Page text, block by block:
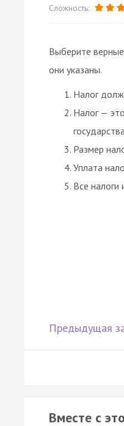
Сложность:
Выберите
они указаны.
Налог
Налог —
Размер
Уплата
Все
Предыдущая
Вместе с